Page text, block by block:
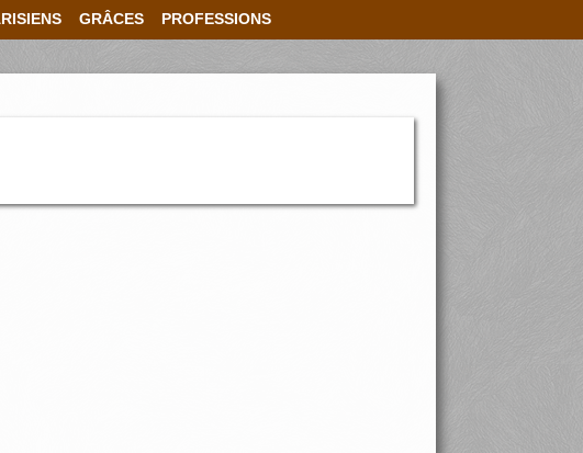
GRÂCES PROFESSIONS